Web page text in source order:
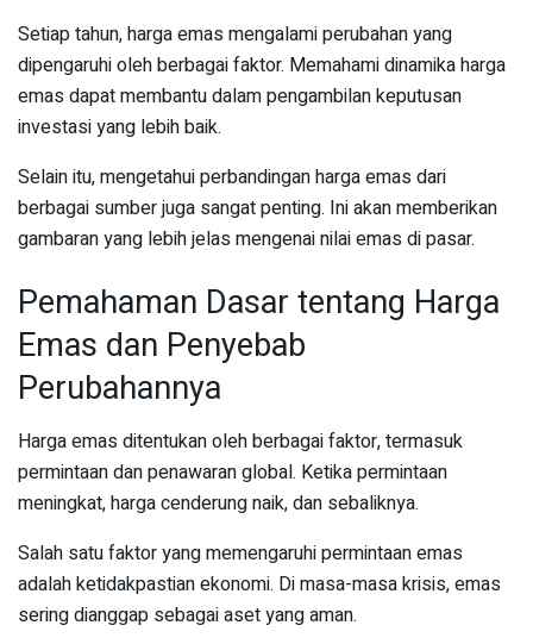
Setiap tahun, harga emas mengalami perubahan yang
dipengaruhi oleh berbagai faktor. Memahami dinamika harga
emas dapat membantu dalam pengambilan keputusan
investasi yang lebih baik.
Selain itu, mengetahui perbandingan harga emas dari
berbagai sumber juga sangat penting. Ini akan memberikan
gambaran yang lebih jelas mengenai nilai emas di pasar.
Pemahaman Dasar tentang Harga
Emas dan Penyebab
Perubahannya
Harga emas ditentukan oleh berbagai faktor, termasuk
permintaan dan penawaran global. Ketika permintaan
meningkat, harga cenderung naik, dan sebaliknya.
Salah satu faktor yang memengaruhi permintaan emas
adalah ketidakpastian ekonomi. Di masa-masa krisis, emas
sering dianggap sebagai aset yang aman.